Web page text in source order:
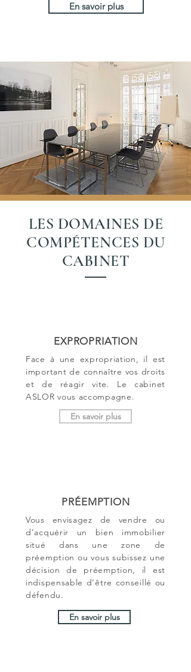
En savoir plus
LES DOMAINES DE
COMPÉTENCES DU
CABINET
EXPROPRIATION
Face à une expropriation, il est
important de connaître vos droits
et de réagir vite. Le cabinet
ASLOR vous accompagne.
En savoir plus
PRÉEMPTION
Vous envisagez de vendre ou
d’acquérir un bien immobilier
situé dans une zone de
préemption ou vous subissez une
décision de préemption, il est
indispensable d’être conseillé ou
défendu.
En savoir plus